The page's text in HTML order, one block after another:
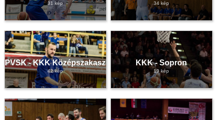
31 kép 34 kép
PVSK - KKK Középszakasz
42 kép
KKK - Sopron
19 kép